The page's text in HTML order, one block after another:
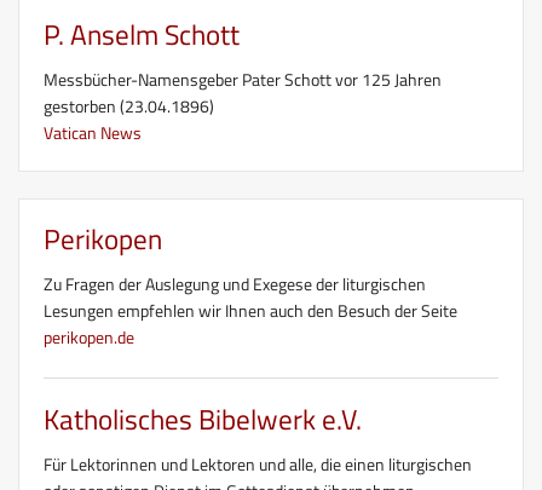
P. Anselm Schott
Messbücher-Namensgeber Pater Schott vor 125 Jahren
gestorben (23.04.1896)
Vatican News
Perikopen
Zu Fragen der Auslegung und Exegese der liturgischen
Lesungen empfehlen wir Ihnen auch den Besuch der Seite
perikopen.de
Katholisches Bibelwerk e.V.
Für Lektorinnen und Lektoren und alle, die einen liturgischen